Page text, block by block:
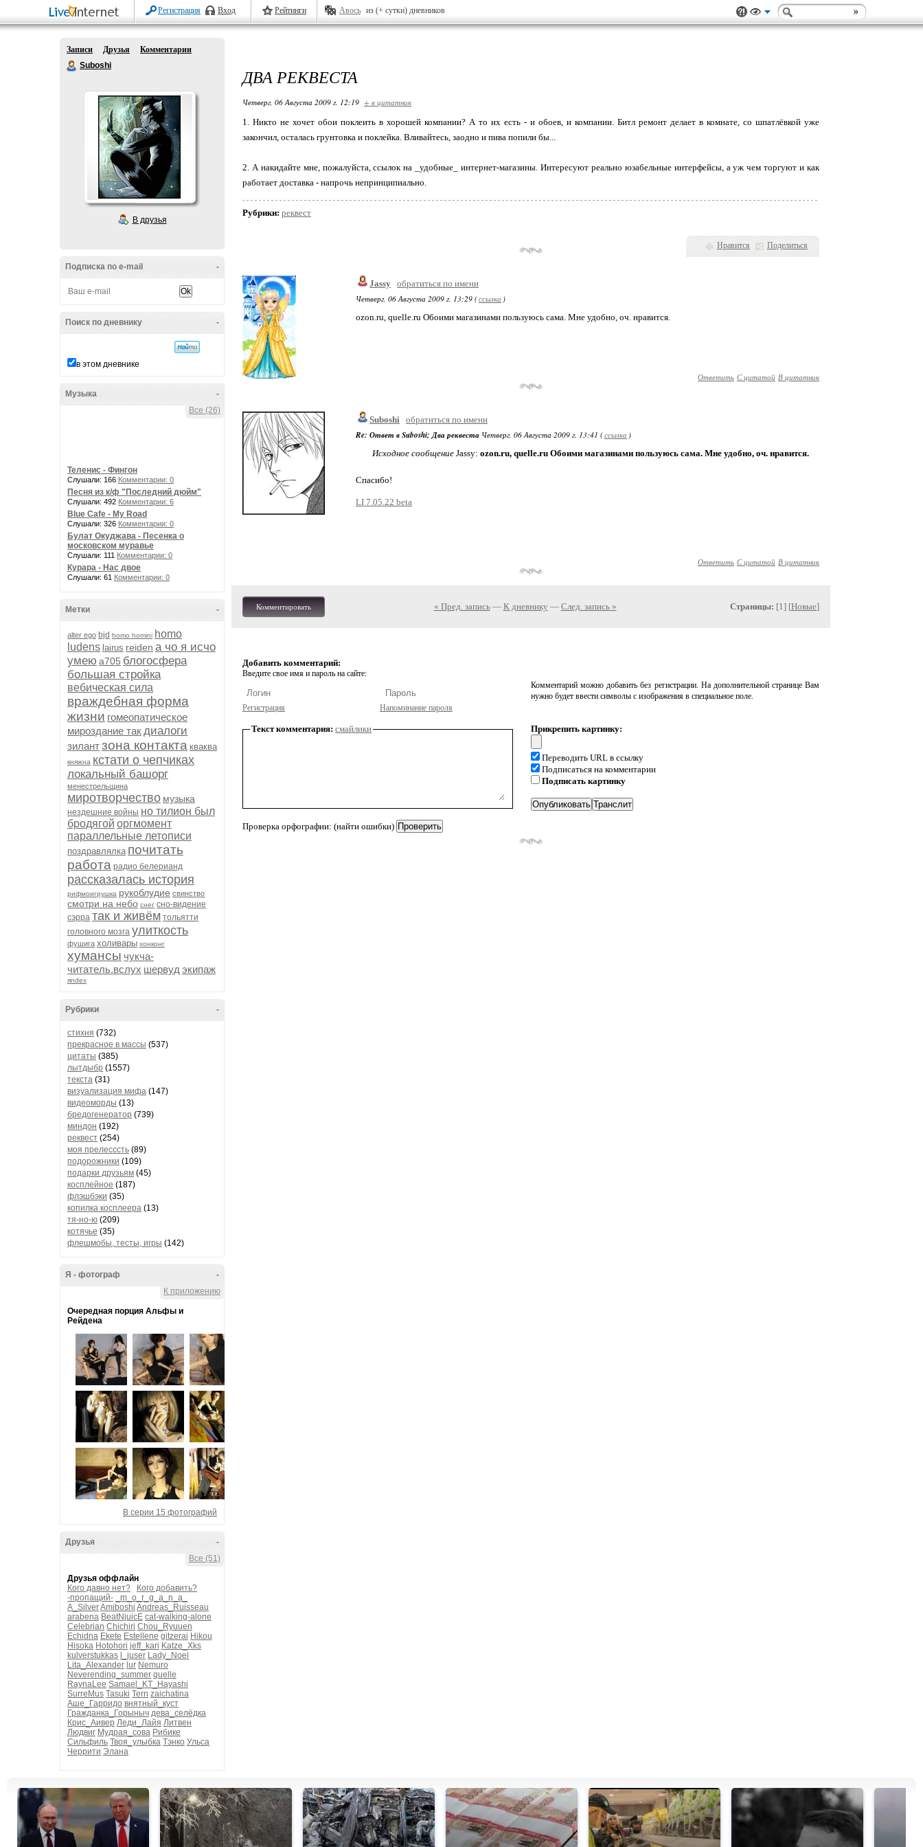
Регистрация Вход Рейтинги Авось из (+ сутки) дневников
Записи Друзья
Комментарии
Suboshi
В друзья
-
Подписка по e-mail
-
Поиск по дневнику
в этом дневнике
-
Музыка
Все (26)
Теленис - Фингон
Слушали: 166 Комментарии: 0
Песня из к/ф "Последний дюйм"
Слушали: 492 Комментарии: 6
Blue Cafe - My Road
Слушали: 326 Комментарии: 0
Булат Окуджава - Песенка о
московском муравье
Слушали: 111 Комментарии: 0
Курара - Нас двое
Слушали: 61 Комментарии: 0
-
Метки
alter ego bjd homo homini homo
ludens lairus reiden а чо я исчо
умею а705 блогосфера
большая стройка
вебическая сила
враждебная форма
жизни гомеопатическое
мироздание такдиалоги
зилантзона контакта кваква
княжна кстати о чепчиках
локальный башорг
менестрельщина
миротворчество музыка
нездешние войны но тилион был
бродягой оргмомент
параллельные летописи
поздравлялка почитать
работа радио белерианд
рассказалась история
рифмоигрушка рукоблудие свинство
смотри на небо снег сно-видение
сэрра так и живём тольятти
головного мозга улиткость
фушига холивары хонконг
хумансы чукча-
читатель.вслух шервуд экипаж
яndex
-
Рубрики
стихня (732)
прекрасное в массы (537)
цитаты (385)
лытдыбр (1557)
текста (31)
визуализация мифа (147)
видеоморды (13)
бредогенератор (739)
миндон (192)
реквест (254)
моя прелесссть (89)
подорожники (109)
подарки друзьям (45)
косплейное (187)
флэшбэки (35)
копилка косплеера (13)
тя-но-ю (209)
котячье (35)
флешмобы, тесты, игры (142)
-
Я - фотограф
К приложению
Очередная порция Альфы и
Рейдена
В серии 15 фотографий
-
Друзья
Все (51)
Друзья оффлайн
Кого давно нет?
Кого добавить?
-пропащий-
_m_o_r_g_a_n_a_
A_SilverAmiboshi Andreas_Ruisseau
arabena BeatNjuicE cat-walking-alone
Celebrian Chichiri Chou_Ryuuen
Echidna Ekete Estellene gitzerai Hikou
Hisoka Hotohori jeff_kari Katze_Xks
kulverstukkas
l_juser Lady_Noel
Lita_Alexander lur Nemuro
Neverending_summer quelle
RaynaLee Samael_KT_Hayashi
SurreMus Tasuki Tern zaichatina
Аше_Гарридо внятный_куст
Гражданка_Горыныч дева_селёдка
Крис_Аивер Леди_Лайя Литвен
Людвиг Мудрая_сова Рибике
Сильфиль Твоя_улыбка Тэнко Ульса
Черрити Элана
ДВА РЕКВЕСТА
Четверг, 06 Августа 2009 г. 12:19 + в цитатник
1. Никто не хочет обои поклеить в хорошей компании? А то их есть - и обоев, и компании. Битл ремонт делает в комнате, со шпатлёвкой уже
закончил, осталась грунтовка и поклейка. Вливайтесь, заодно и пива попили бы...
2. А накидайте мне, пожалуйста, ссылок на _удобные_ интернет-магазины. Интересуют реально юзабельные интерфейсы, а уж чем торгуют и как
работает доставка - напрочь непринципиально.
Рубрики: реквест
Нравится Поделиться
Jassy обратиться по имени
Четверг, 06 Августа 2009 г. 13:29 (ссылка )
ozon.ru, quelle.ru Обоими магазинами пользуюсь сама. Мне удобно, оч. нравится.
Ответить С цитатой В цитатник
Suboshi обратиться по имени
Re: Ответ в Suboshi; Два реквеста Четверг, 06 Августа 2009 г. 13:41 (ссылка )
Исходное сообщение Jassy: ozon.ru, quelle.ru Обоими магазинами пользуюсь сама. Мне удобно, оч. нравится.
Спасибо!
LI 7.05.22 beta
Ответить С цитатой В цитатник
Комментировать « Пред. запись— К дневнику — След. запись » Страницы: [1] [Новые]
Добавить комментарий:
Введите свое имя и пароль на сайте:
Регистрация Напоминание пароля
Комментарий можно добавить без регистрации. На дополнительной странице Вам
нужно будет ввести символы с изображения в специальное поле.
Текст комментария: смайлики
Проверка орфографии: (найти ошибки)
Прикрепить картинку:
Переводить URL в ссылку
Подписаться на комментарии
Подписать картинку